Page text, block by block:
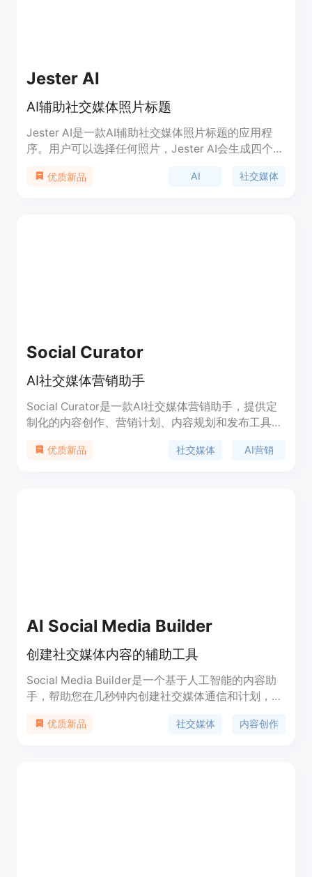
Jester AI
AI辅助社交媒体照片标题
Jester AI是一款AI辅助社交媒体照片标题的应用程
序。用户可以选择任何照片，Jester AI会生成四个独
辑。如果用户不喜欢任何一个标题，可以点击重试按
优质新品 AI 社交媒体
Social Curator
AI社交媒体营销助手
Social Curator是一款AI社交媒体营销助手，提供定
制化的内容创作、营销计划、内容规划和发布工具，
以轻松创建适合您业务的内容，并使用营销计划增加
优质新品 社交媒体 AI营销
AI Social Media Builder
创建社交媒体内容的辅助工具
Social Media Builder是一个基于人工智能的内容助
手，帮助您在几秒钟内创建社交媒体通信和计划，节
子、重写文章为吸引人的帖子、生成多触点的社交媒
优质新品 社交媒体 内容创作